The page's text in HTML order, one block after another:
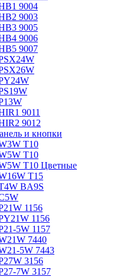
9004
9003
9005
9006
9007
9011
9012
и кнопки
T10
T10
T10 Цветные
T15
BA9S
1156
1156
5W 1157
7440
5W 7443
3156
7W 3157